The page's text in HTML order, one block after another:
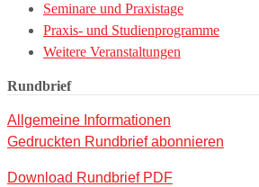
Seminare und Praxistage
Praxis- und Studienprogramme
Weitere Veranstaltungen
Rundbrief
Allgemeine Informationen
Gedruckten Rundbrief abonnieren
Download Rundbrief PDF